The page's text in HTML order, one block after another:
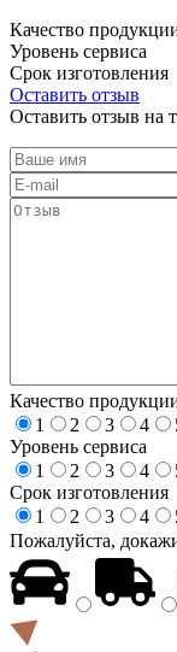
Качество
Уровень сервиса
Срок изготовления
Оставить отзыв
Оставить отзыв на
Качество
1
2 3 4
Уровень сервиса
1
2 3 4
Срок изготовления
1
2 3 4
Пожалуйста,